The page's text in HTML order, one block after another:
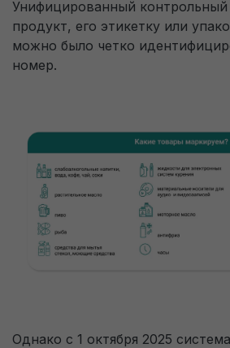
Унифицированный контрольный
продукт, его этикетку или
можно было четко
номер.
Однако с 1 октября 2025